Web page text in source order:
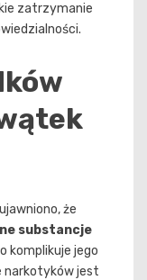
zatrzymanie
że
substancje
komplikuje jego
narkotyków jest